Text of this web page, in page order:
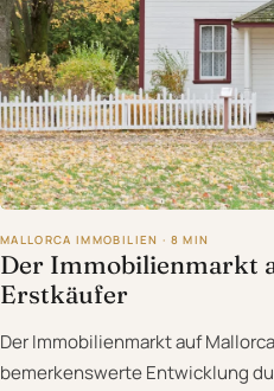
MALLORCA IMMOBILIEN · 8 MIN
Der Immobilienmarkt
Erstkäufer
Der Immobilienmarkt auf
bemerkenswerte Entwicklung